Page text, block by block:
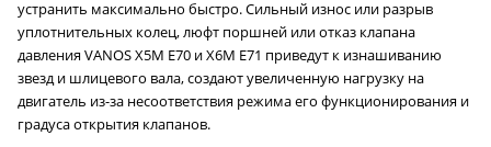
устранить максимально быстро. Сильный износ или разрыв
уплотнительных колец, люфт поршней или отказ клапана
давления VANOS X5M E70 и X6M E71 приведут к изнашиванию
звезд и шлицевого вала, создают увеличенную нагрузку на
двигатель из-за несоответствия режима его функционирования и
градуса открытия клапанов.